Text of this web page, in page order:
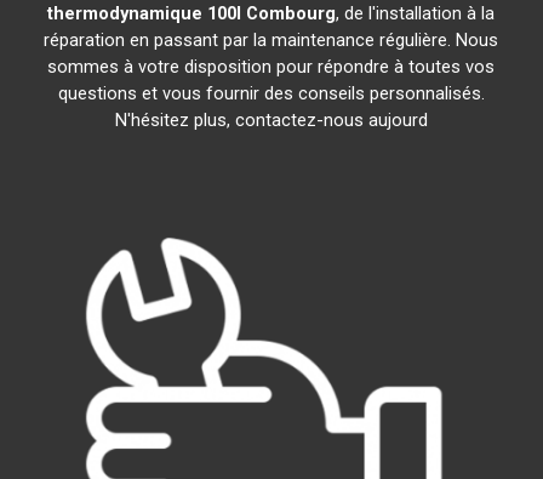
thermodynamique 100l Combourg, de l'installation à la
réparation en passant par la maintenance régulière. Nous
sommes à votre disposition pour répondre à toutes vos
questions et vous fournir des conseils personnalisés.
N'hésitez plus, contactez-nous aujourd